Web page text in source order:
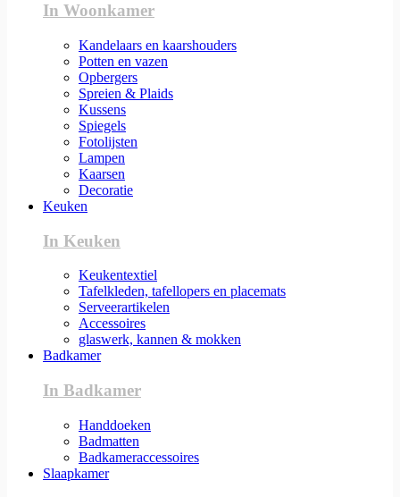
In Woonkamer
Kandelaars en kaarshouders
Potten en vazen
Opbergers
Spreien & Plaids
Kussens
Spiegels
Fotolijsten
Lampen
Kaarsen
Decoratie
Keuken
In Keuken
Keukentextiel
Tafelkleden, tafellopers en placemats
Serveerartikelen
Accessoires
glaswerk, kannen & mokken
Badkamer
In Badkamer
Handdoeken
Badmatten
Badkameraccessoires
Slaapkamer